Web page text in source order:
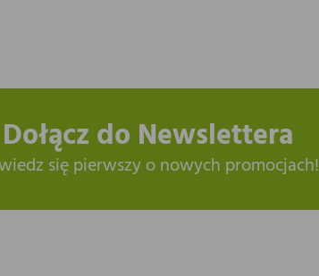
Dołącz do Newslettera
się pierwszy o nowych promocjach!